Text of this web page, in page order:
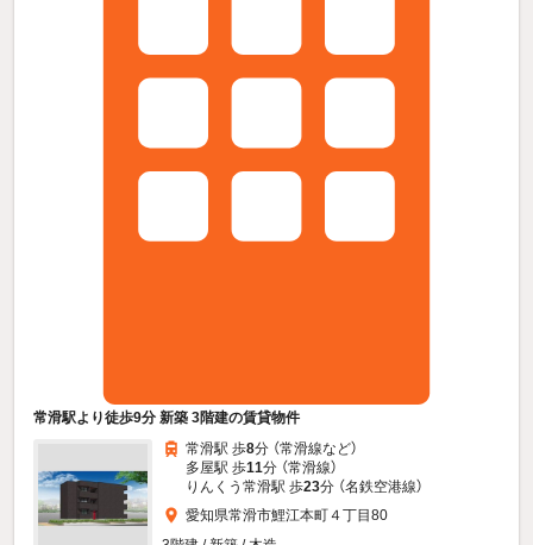
常滑駅より徒歩9分 新築 3階建の賃貸物件
常滑駅 歩8分 （常滑線など）
多屋駅 歩11分 （常滑線）
りんくう常滑駅 歩23分 （名鉄空港線）
愛知県常滑市鯉江本町４丁目80